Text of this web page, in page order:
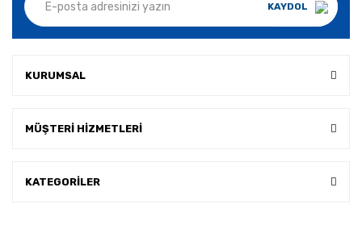
KAYDOL
KURUMSAL
MÜŞTERİ HİZMETLERİ
KATEGORİLER